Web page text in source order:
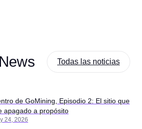
Todas las noticias
de GoMining, Episodio 2: El sitio que
apagado a propósito
24, 2026